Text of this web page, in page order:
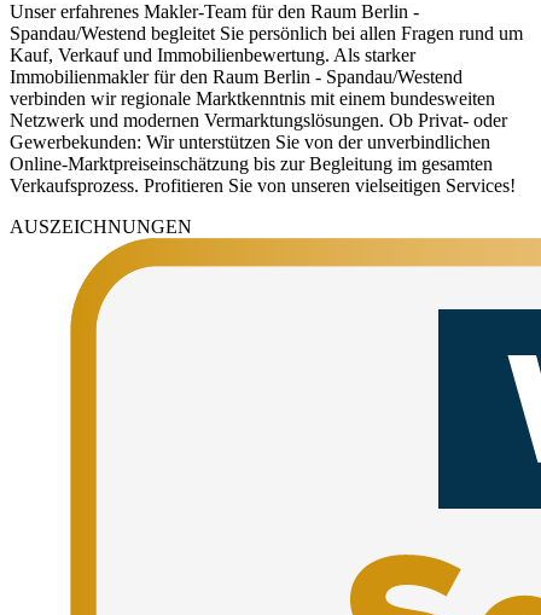
Unser erfahrenes Makler-Team für den Raum Berlin -
Spandau/Westend begleitet Sie persönlich bei allen Fragen rund um
Kauf, Verkauf und Immobilienbewertung. Als starker
Immobilienmakler für den Raum Berlin - Spandau/Westend
verbinden wir regionale Marktkenntnis mit einem bundesweiten
Netzwerk und modernen Vermarktungslösungen. Ob Privat- oder
Gewerbekunden: Wir unterstützen Sie von der unverbindlichen
Online-Marktpreiseinschätzung bis zur Begleitung im gesamten
Verkaufsprozess. Profitieren Sie von unseren vielseitigen Services!
AUSZEICHNUNGEN